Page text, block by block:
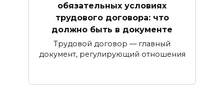
обязательных условиях
трудового договора: что
должно быть в документе
Трудовой договор — главный
документ, регулирующий отношения